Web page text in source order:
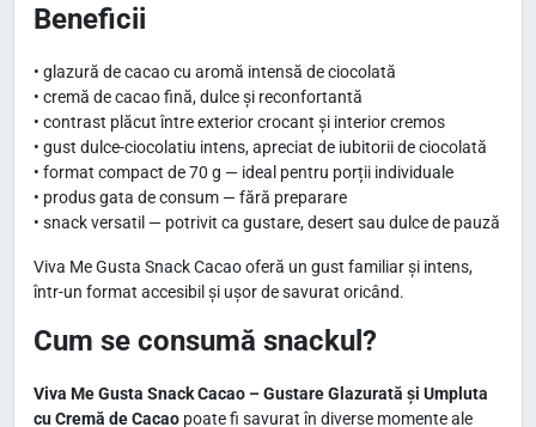
o
0
g
Beneficii
• glazură de cacao cu aromă intensă de ciocolată
• cremă de cacao fină, dulce și reconfortantă
• contrast plăcut între exterior crocant și interior cremos
• gust dulce-ciocolatiu intens, apreciat de iubitorii de ciocolată
• format compact de 70 g — ideal pentru porții individuale
• produs gata de consum — fără preparare
• snack versatil — potrivit ca gustare, desert sau dulce de pauză
Viva Me Gusta Snack Cacao oferă un gust familiar și intens,
într-un format accesibil și ușor de savurat oricând.
Cum se consumă snackul?
Viva Me Gusta Snack Cacao – Gustare Glazurată și Umpluta
cu Cremă de Cacao poate fi savurat în diverse momente ale